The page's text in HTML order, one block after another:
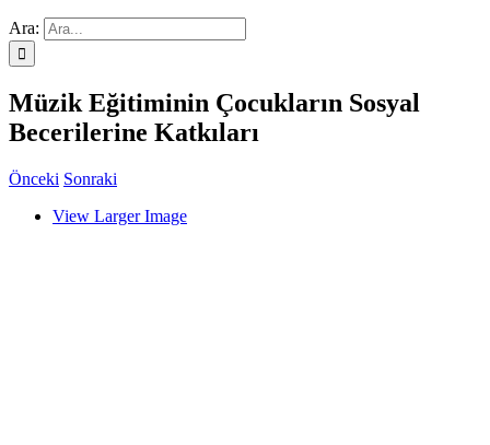
Ara:
Müzik Eğitiminin Çocukların Sosyal
Becerilerine Katkıları
Önceki Sonraki
View Larger Image